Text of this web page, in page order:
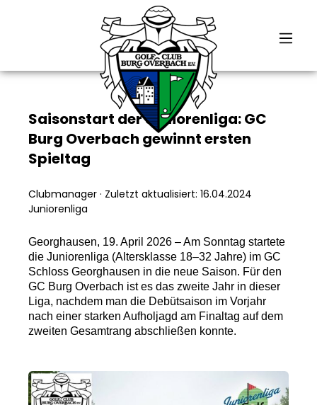
Saisonstart der Juniorenliga: GC
Burg Overbach gewinnt ersten
Spieltag
Clubmanager · Zuletzt aktualisiert: 16.04.2024
Juniorenliga
Georghausen, 19. April 2026 – Am Sonntag startete
die Juniorenliga (Altersklasse 18–32 Jahre) im GC
Schloss Georghausen in die neue Saison. Für den
GC Burg Overbach ist es das zweite Jahr in dieser
Liga, nachdem man die Debütsaison im Vorjahr
nach einer starken Aufholjagd am Finaltag auf dem
zweiten Gesamtrang abschließen konnte.